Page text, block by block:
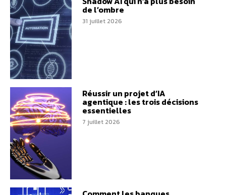
de l’ombre
31 juillet 2026
Réussir un projet d’IA
agentique : les trois décisions
essentielles
7 juillet 2026